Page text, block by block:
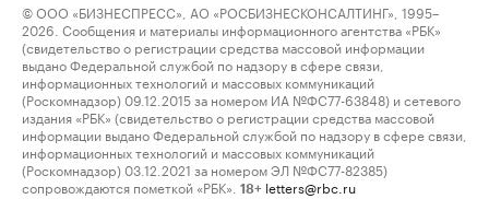
© ООО «БИЗНЕСПРЕСС», АО «РОСБИЗНЕСКОНСАЛТИНГ», 1995–
2026. Сообщения и материалы информационного агентства «РБК»
(свидетельство о регистрации средства массовой информации
выдано Федеральной службой по надзору в сфере связи,
информационных технологий и массовых коммуникаций
(Роскомнадзор) 09.12.2015 за номером ИА №ФС77-63848) и сетевого
издания «РБК» (свидетельство о регистрации средства массовой
информации выдано Федеральной службой по надзору в сфере связи,
информационных технологий и массовых коммуникаций
(Роскомнадзор) 03.12.2021 за номером ЭЛ №ФС77-82385)
сопровождаются пометкой «РБК».
18+ letters@rbc.ru